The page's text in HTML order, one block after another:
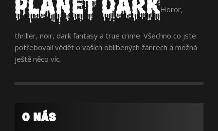
Horor,
thriller, noir, dark fantasy a true crime. Všechno co jste
potřebovali vědět o vašich oblíbených žánrech a možná
ještě něco víc.
O NÁS